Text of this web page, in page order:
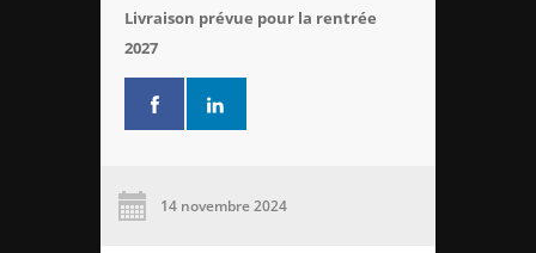
Livraison prévue pour la rentrée
2027
14 novembre 2024